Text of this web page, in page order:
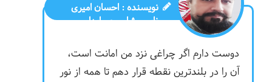
نویسنده : احسان امیری
نایی مشاور حسابداری
دوست دارم اگر چراغی نزد من امانت است،
آن را در بلندترین نقطه قرار دهم تا همه از نور